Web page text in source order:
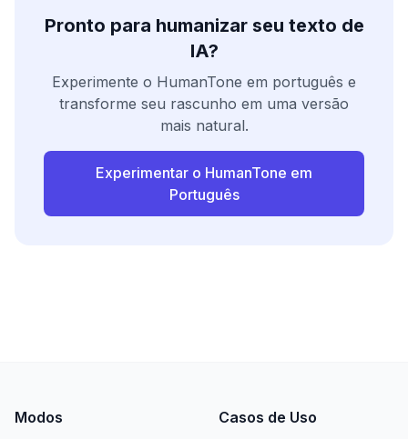
Pronto para humanizar seu texto de
IA?
Experimente o HumanTone em português e
transforme seu rascunho em uma versão
mais natural.
Experimentar o HumanTone em
Português
Modos Casos de Uso